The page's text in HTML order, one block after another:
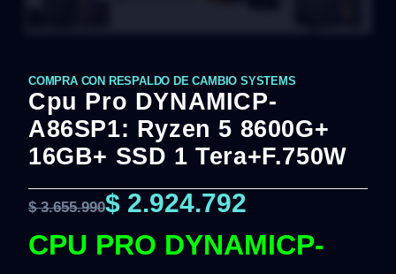
COMPRA CON RESPALDO DE CAMBIO SYSTEMS
Cpu Pro DYNAMICP-
A86SP1: Ryzen 5 8600G+
16GB+ SSD 1 Tera+F.750W
$3.655.990$ 2.924.792
CPU PRO DYNAMICP-